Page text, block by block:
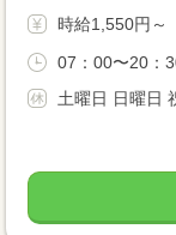
時給1,550円～
07：00〜20：
土曜日 日曜日